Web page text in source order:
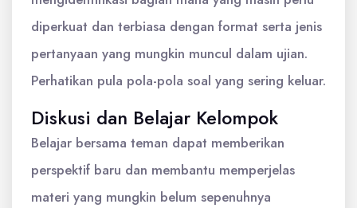
diperkuat dan terbiasa dengan format serta jenis
pertanyaan yang mungkin muncul dalam ujian.
Perhatikan pula pola-pola soal yang sering keluar.
Diskusi dan Belajar Kelompok
Belajar bersama teman dapat memberikan
perspektif baru dan membantu memperjelas
materi yang mungkin belum sepenuhnya